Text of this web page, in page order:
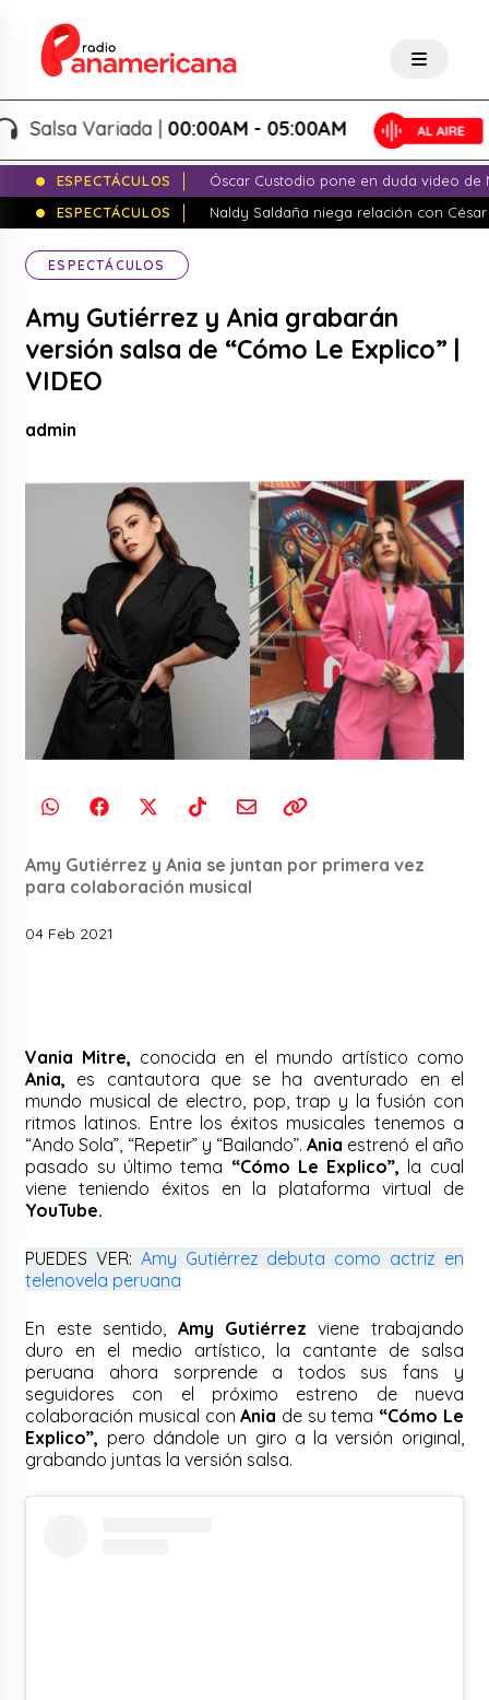
Variada |00:00AM - 05:00AM
ESPECTÁCULOS
Óscar Custodio pone en duda video de
ESPECTÁCULOS
Naldy Saldaña niega relación con
ESPECTÁCULOS
Amy Gutiérrez y Ania grabarán
versión salsa de “Cómo Le Explico” |
VIDEO
admin
Amy Gutiérrez y Ania se juntan por primera vez
para colaboración musical
04 Feb 2021
Vania Mitre, conocida en el mundo artístico como
Ania, es cantautora que se ha aventurado en el
mundo musical de electro, pop, trap y la fusión con
ritmos latinos. Entre los éxitos musicales tenemos a
“Ando Sola”, “Repetir” y “Bailando”.Ania estrenó el año
pasado su último tema “Cómo Le Explico”, la cual
viene teniendo éxitos en la plataforma virtual de
YouTube.
PUEDES VER: Amy Gutiérrez debuta como actriz en
telenovela peruana
En este sentido, Amy Gutiérrez viene trabajando
duro en el medio artístico, la cantante de salsa
peruana ahora sorprende a todos sus fans y
seguidores con el próximo estreno de nueva
colaboración musical conAnia de su tema “Cómo Le
Explico”, pero dándole un giro a la versión original,
grabando juntas la versión salsa.